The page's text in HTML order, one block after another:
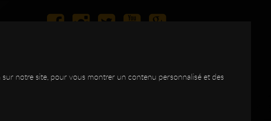
notre site, pour vous montrer un contenu personnalisé et des